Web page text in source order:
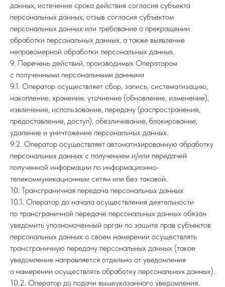
данных, истечение срока действия согласия субъекта
персональных данных, отзыв согласия субъектом
персональных данных или требование о прекращении
обработки персональных данных, а также выявление
неправомерной обработки персональных данных.
9. Перечень действий, производимых Оператором
с полученными персональными данными
9.1. Оператор осуществляет сбор, запись, систематизацию,
накопление, хранение, уточнение (обновление, изменение),
извлечение, использование, передачу (распространение,
предоставление, доступ), обезличивание, блокирование,
удаление и уничтожение персональных данных.
9.2. Оператор осуществляет автоматизированную обработку
персональных данных с получением и/или передачей
полученной информации по информационно-
телекоммуникационным сетям или без таковой.
10. Трансграничная передача персональных данных
10.1. Оператор до начала осуществления деятельности
по трансграничной передаче персональных данных обязан
уведомить уполномоченный орган по защите прав субъектов
персональных данных о своем намерении осуществлять
трансграничную передачу персональных данных (такое
уведомление направляется отдельно от уведомления
о намерении осуществлять обработку персональных данных).
10.2. Оператор до подачи вышеуказанного уведомления,